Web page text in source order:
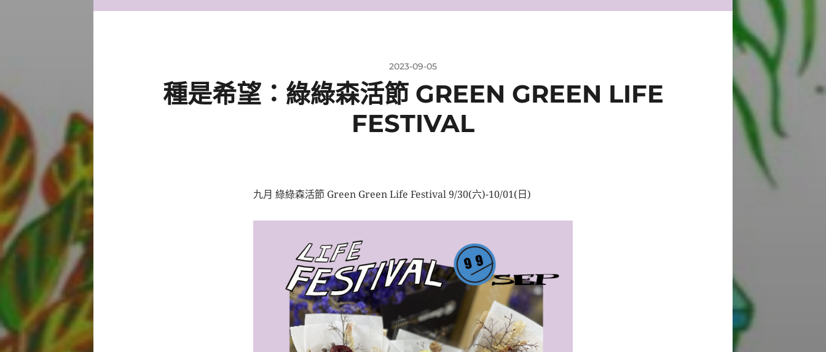
2023-09-05
種是希望：綠綠森活節 GREEN GREEN LIFE
FESTIVAL
九月 綠綠森活節 Green Green Life Festival 9/30(六)-10/01(日)